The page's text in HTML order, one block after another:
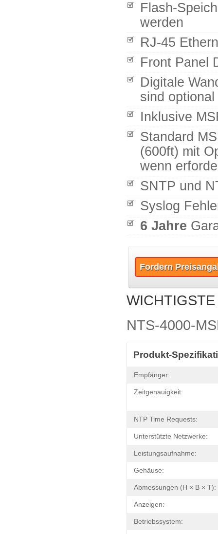
Flash-
werden
RJ-45
Front Panel
Digitale
sind optional
Inklusive
Standard
(600ft) mit
wenn
SNTP und
Syslog
6 Jahre
Fordern
NTS-4000-
Produkt-
Empfänger:
Zeitgenauigkeit:
NTP Time Requests:
Unterstützte Netzwerke:
Leistungsaufnahme:
Gehäuse:
Abmessungen (H × B × T):
Anzeigen:
Betriebssystem: